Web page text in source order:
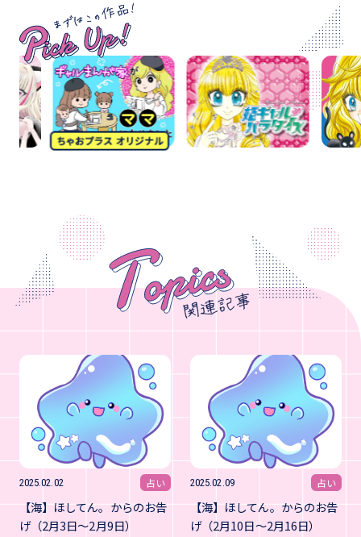
2025.02.02 占い
【海】ほしてん。からのお告
げ（2月3日～2月9日）
2025.02.09 占い
【海】ほしてん。からのお告
げ（2月10日～2月16日）